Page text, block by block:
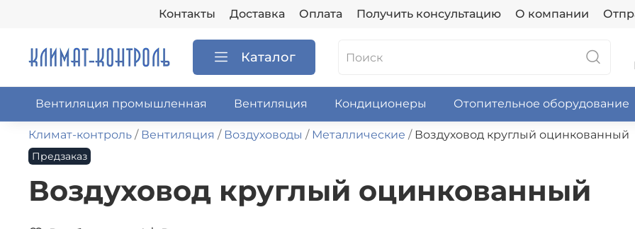
Контакты Доставка Оплата Получить консультацию О компании
Каталог
Вентиляция промышленная Вентиляция Кондиционеры Отопительное оборудование
Климат-контроль Вентиляция Воздуховоды Металлические Воздуховод круглый оцинкованный
Предзаказ
Воздуховод круглый оцинкованный